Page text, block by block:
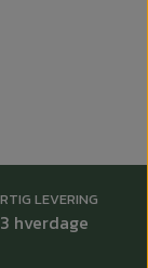
LEVERING
hverdage